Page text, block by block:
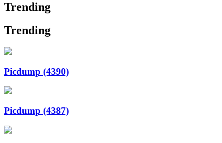
Trending
Trending
Picdump (4390)
Picdump (4387)